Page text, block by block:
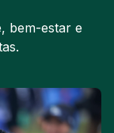
bem-estar e